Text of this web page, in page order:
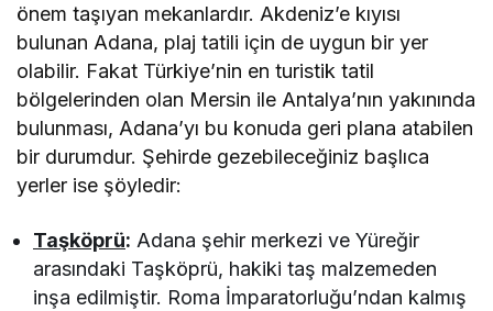
önem taşıyan mekanlardır. Akdeniz’e kıyısı
bulunan Adana, plaj tatili için de uygun bir yer
olabilir. Fakat Türkiye’nin en turistik tatil
bölgelerinden olan Mersin ile Antalya’nın yakınında
bulunması, Adana’yı bu konuda geri plana atabilen
bir durumdur. Şehirde gezebileceğiniz başlıca
yerler ise şöyledir:
Taşköprü: Adana şehir merkezi ve Yüreğir
arasındaki Taşköprü, hakiki taş malzemeden
inşa edilmiştir. Roma İmparatorluğu’ndan kalmış